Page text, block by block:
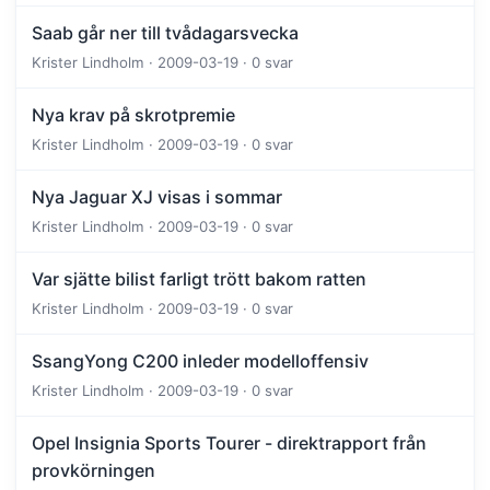
Saab går ner till tvådagarsvecka
Krister Lindholm · 2009-03-19 · 0 svar
Nya krav på skrotpremie
Krister Lindholm · 2009-03-19 · 0 svar
Nya Jaguar XJ visas i sommar
Krister Lindholm · 2009-03-19 · 0 svar
Var sjätte bilist farligt trött bakom ratten
Krister Lindholm · 2009-03-19 · 0 svar
SsangYong C200 inleder modelloffensiv
Krister Lindholm · 2009-03-19 · 0 svar
Opel Insignia Sports Tourer - direktrapport från
provkörningen